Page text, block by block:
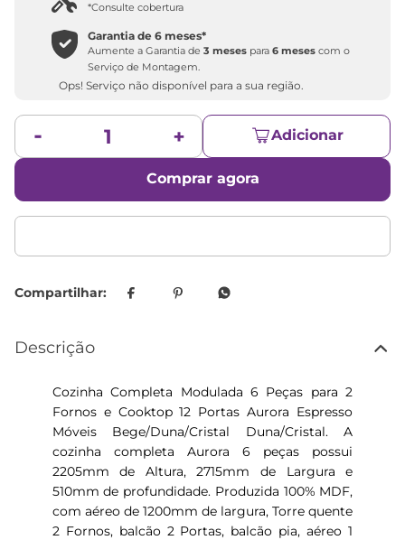
*Consulte cobertura
Garantia de6 meses*
Aumente a Garantia de3 meses para6 meses com o
Serviço de Montagem.
Ops! Serviço não disponível para a sua região.
Adicionar
Comprar agora
Descrição
Cozinha Completa Modulada 6 Peças para 2
Fornos e Cooktop 12 Portas Aurora Espresso
Móveis Bege/Duna/Cristal Duna/Cristal. A
cozinha completa Aurora 6 peças possui
2205mm de Altura, 2715mm de Largura e
510mm de profundidade. Produzida 100% MDF,
com aéreo de 1200mm de largura, Torre quente
2 Fornos, balcão 2 Portas, balcão pia, aéreo 1